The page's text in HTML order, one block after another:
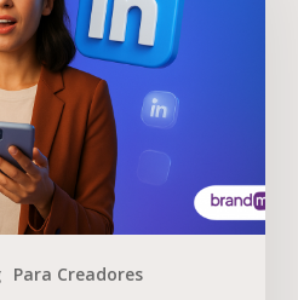
Para Creadores